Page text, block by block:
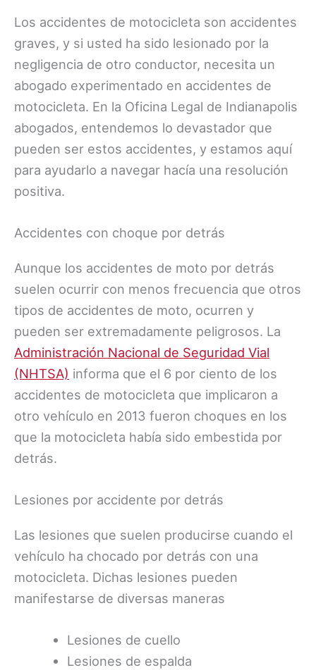
Los accidentes de motocicleta son accidentes
graves, y si usted ha sido lesionado por la
negligencia de otro conductor, necesita un
abogado experimentado en accidentes de
motocicleta. En la Oficina Legal de Indianapolis
abogados, entendemos lo devastador que
pueden ser estos accidentes, y estamos aquí
para ayudarlo a navegar hacía una resolución
positiva.
Accidentes con choque por detrás
Aunque los accidentes de moto por detrás
suelen ocurrir con menos frecuencia que otros
tipos de accidentes de moto, ocurren y
pueden ser extremadamente peligrosos. La
Administración Nacional de Seguridad Vial
(NHTSA) informa que el 6 por ciento de los
accidentes de motocicleta que implicaron a
otro vehículo en 2013 fueron choques en los
que la motocicleta había sido embestida por
detrás.
Lesiones por accidente por detrás
Las lesiones que suelen producirse cuando el
vehículo ha chocado por detrás con una
motocicleta. Dichas lesiones pueden
manifestarse de diversas maneras
Lesiones de cuello
Lesiones de espalda